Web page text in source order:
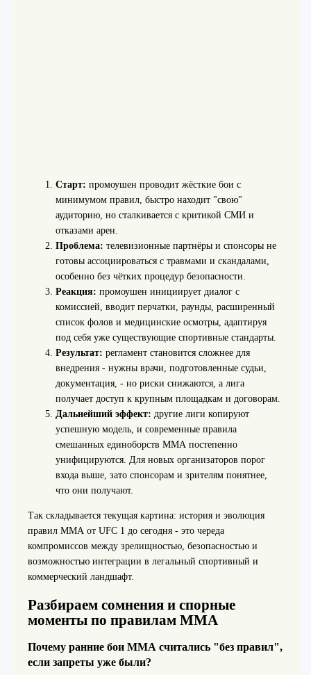
Старт: промоушен проводит жёсткие бои с
минимумом правил, быстро находит "свою"
аудиторию, но сталкивается с критикой СМИ и
отказами арен.
Проблема: телевизионные партнёры и спонсоры не
готовы ассоциироваться с травмами и скандалами,
особенно без чётких процедур безопасности.
Реакция: промоушен инициирует диалог с
комиссией, вводит перчатки, раунды, расширенный
список фолов и медицинские осмотры, адаптируя
под себя уже существующие спортивные стандарты.
Результат: регламент становится сложнее для
внедрения - нужны врачи, подготовленные судьи,
документация, - но риски снижаются, а лига
получает доступ к крупным площадкам и договорам.
Дальнейший эффект: другие лиги копируют
успешную модель, и современные правила
смешанных единоборств ММА постепенно
унифицируются. Для новых организаторов порог
входа выше, зато спонсорам и зрителям понятнее,
что они получают.
Так складывается текущая картина: история и эволюция
правил ММА от UFC 1 до сегодня - это череда
компромиссов между зрелищностью, безопасностью и
возможностью интеграции в легальный спортивный и
коммерческий ландшафт.
Разбираем сомнения и спорные
моменты по правилам ММА
Почему ранние бои ММА считались "без правил",
если запреты уже были?